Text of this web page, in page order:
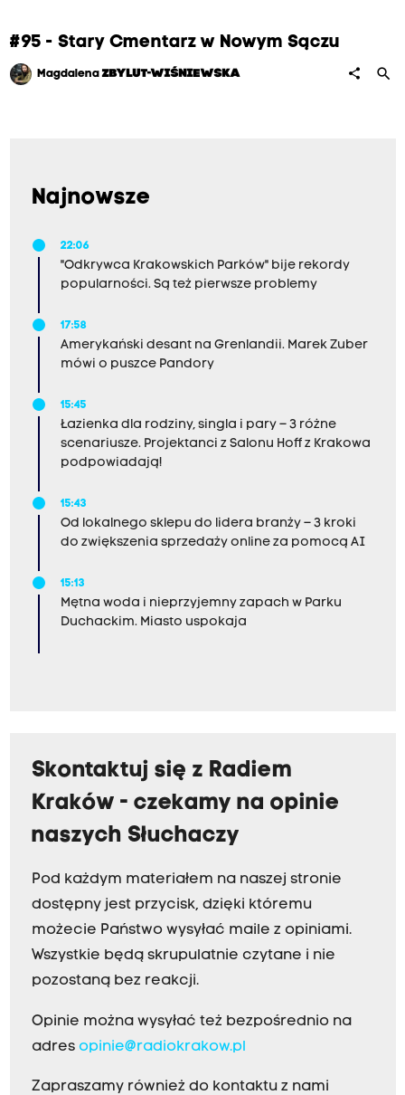
#95 - Stary Cmentarz w Nowym Sączu
MagdalenaZBYLUT-WIŚNIEWSKA share search
Najnowsze
22:06
"Odkrywca Krakowskich Parków" bije rekordy
popularności. Są też pierwsze problemy
17:58
Amerykański desant na Grenlandii. Marek Zuber
mówi o puszce Pandory
15:45
Łazienka dla rodziny, singla i pary – 3 różne
scenariusze. Projektanci z Salonu Hoff z Krakowa
podpowiadają!
15:43
Od lokalnego sklepu do lidera branży – 3 kroki
do zwiększenia sprzedaży online za pomocą AI
15:13
Mętna woda i nieprzyjemny zapach w Parku
Duchackim. Miasto uspokaja
Skontaktuj się z Radiem
Kraków - czekamy na opinie
naszych Słuchaczy
Pod każdym materiałem na naszej stronie
dostępny jest przycisk, dzięki któremu
możecie Państwo wysyłać maile z opiniami.
Wszystkie będą skrupulatnie czytane i nie
pozostaną bez reakcji.
Opinie można wysyłać też bezpośrednio na
adres opinie@radiokrakow.pl
Zapraszamy również do kontaktu z nami